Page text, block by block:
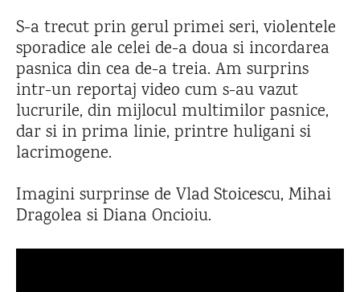
S-a trecut prin gerul primei seri, violentele
sporadice ale celei de-a doua si incordarea
pasnica din cea de-a treia. Am surprins
intr-un reportaj video cum s-au vazut
lucrurile, din mijlocul multimilor pasnice,
dar si in prima linie, printre huligani si
lacrimogene.
Imagini surprinse de Vlad Stoicescu, Mihai
Dragolea si Diana Oncioiu.